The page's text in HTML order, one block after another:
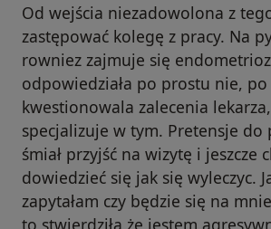
Od wejścia niezadowolona z
zastępować kolegę z pracy. Na
rowniez zajmuje się
odpowiedziała po prostu nie, po
kwestionowala zalecenia
specjalizuje w tym. Pretensje do
śmiał przyjść na wizytę i jeszcze
dowiedzieć się jak się wyleczyc.
zapytałam czy będzie się na
to stwierdziła że jestem